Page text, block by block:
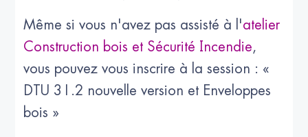
Même si vous n'avez pas assisté à l'atelier
Construction bois et Sécurité Incendie,
vous pouvez vous inscrire à la session : «
DTU 31.2 nouvelle version et Enveloppes
bois »